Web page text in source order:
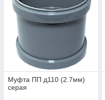
Муфта ПП д110 (2.7мм)
серая